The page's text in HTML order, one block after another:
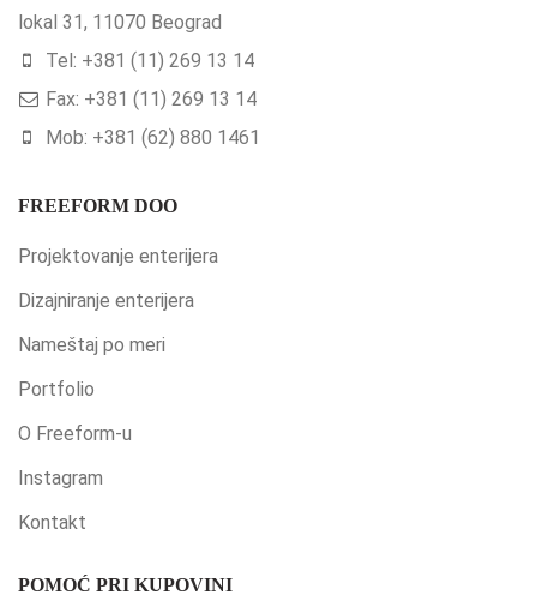
lokal 31, 11070 Beograd
Tel: +381 (11) 269 13 14
Fax: +381 (11) 269 13 14
Mob: +381 (62) 880 1461
FREEFORM DOO
Projektovanje enterijera
Dizajniranje enterijera
Nameštaj po meri
Portfolio
O Freeform-u
Instagram
Kontakt
POMOĆ PRI KUPOVINI